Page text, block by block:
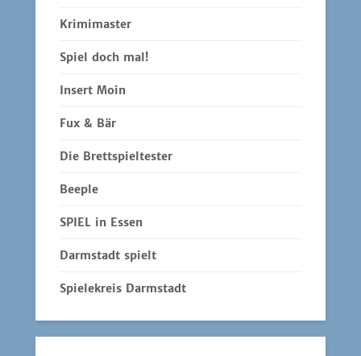
Krimimaster
Spiel doch mal!
Insert Moin
Fux & Bär
Die Brettspieltester
Beeple
SPIEL in Essen
Darmstadt spielt
Spielekreis Darmstadt